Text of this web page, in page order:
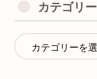
カテゴリー